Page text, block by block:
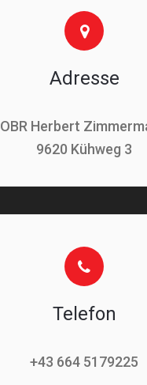
Adresse
OBR Herbert
9620 Kühweg 3
Telefon
+43 664 5179225